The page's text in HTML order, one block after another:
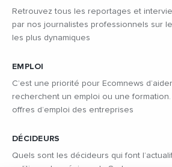
Retrouvez tous les reportages et
par nos journalistes professionnels sur
les plus dynamiques
EMPLOI
C’est une priorité pour Ecomnews
recherchent un emploi ou une
offres d’emploi des entreprises
DÉCIDEURS
Quels sont les décideurs qui font